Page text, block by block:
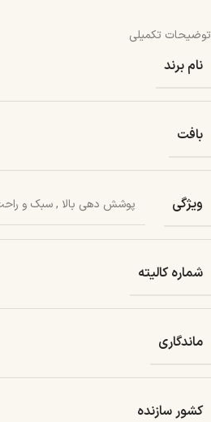
توضیحات تکمیلی
نام برند
بافت
ویژگی پوشش دهی بالا ,سبک و
شماره کالیته
ماندگاری
کشور سازنده